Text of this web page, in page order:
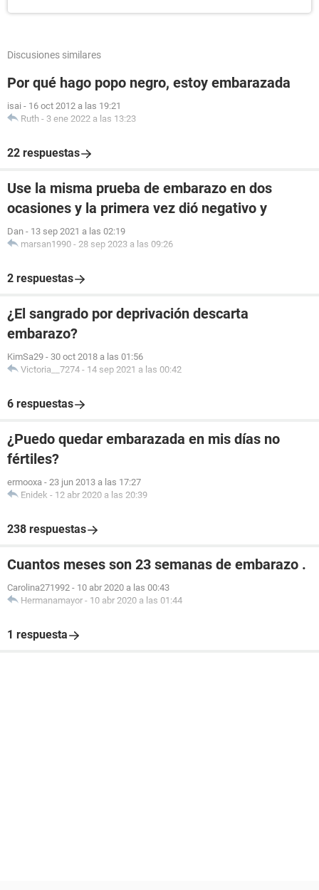
Discusiones similares
Por qué hago popo negro, estoy embarazada
isai - 16 oct 2012 a las 19:21
Ruth - 3 ene 2022 a las 13:23
22 respuestas
Use la misma prueba de embarazo en dos
ocasiones y la primera vez dió negativo y
Dan - 13 sep 2021 a las 02:19
marsan1990 - 28 sep 2023 a las 09:26
2 respuestas
¿El sangrado por deprivación descarta
embarazo?
KimSa29 - 30 oct 2018 a las 01:56
Victoria__7274 - 14 sep 2021 a las 00:42
6 respuestas
¿Puedo quedar embarazada en mis días no
fértiles?
ermooxa - 23 jun 2013 a las 17:27
Enidek - 12 abr 2020 a las 20:39
238 respuestas
Cuantos meses son 23 semanas de embarazo .
Carolina271992 - 10 abr 2020 a las 00:43
Hermanamayor - 10 abr 2020 a las 01:44
1 respuesta